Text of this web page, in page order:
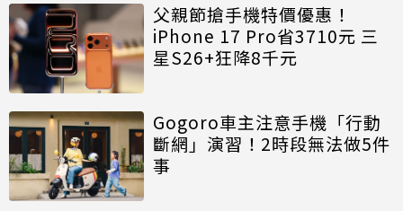
父親節搶手機特價優惠！
iPhone 17 Pro省3710元 三
星S26+狂降8千元
Gogoro車主注意手機「行動
斷網」演習！2時段無法做5件
事